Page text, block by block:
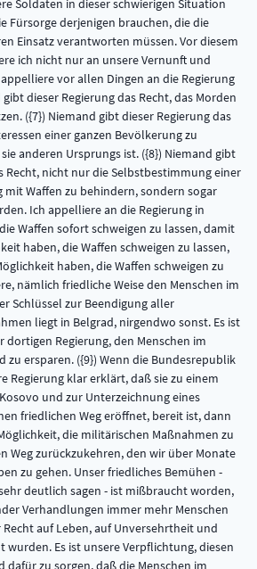
Soldaten in dieser schwierigen Situation
Fürsorge derjenigen brauchen, die die
Einsatz verantworten müssen. Vor diesem
ich nicht nur an unsere Vernunft und
vor allen Dingen an die Regierung
dieser Regierung das Recht, das Morden
({7}) Niemand gibt dieser Regierung das
einer ganzen Bevölkerung zu
anderen Ursprungs ist. ({8}) Niemand gibt
Recht, nicht nur die Selbstbestimmung einer
mit Waffen zu behindern, sondern sogar
Ich appelliere an die Regierung in
Waffen sofort schweigen zu lassen, damit
haben, die Waffen schweigen zu lassen,
haben, die Waffen schweigen zu
nämlich friedliche Weise den Menschen im
Schlüssel zur Beendigung aller
liegt in Belgrad, nirgendwo sonst. Es ist
dortigen Regierung, den Menschen im
zu ersparen. ({9}) Wenn die Bundesrepublik
Regierung klar erklärt, daß sie zu einem
und zur Unterzeichnung eines
friedlichen Weg eröffnet, bereit ist, dann
die militärischen Maßnahmen zu
Weg zurückzukehren, den wir über Monate
zu gehen. Unser friedliches Bemühen -
deutlich sagen - ist mißbraucht worden,
Verhandlungen immer mehr Menschen
auf Leben, auf Unversehrtheit und
wurden. Es ist unsere Verpflichtung, diesen
dafür zu sorgen, daß die Menschen im